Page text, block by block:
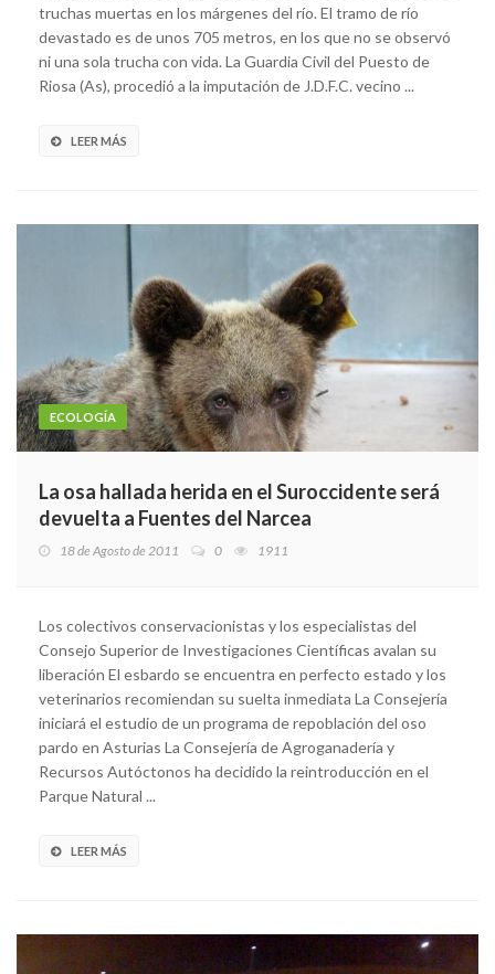
truchas muertas en los márgenes del río. El tramo de río
devastado es de unos 705 metros, en los que no se observó
ni una sola trucha con vida. La Guardia Civil del Puesto de
Riosa (As), procedió a la imputación de J.D.F.C. vecino ...
LEER MÁS
ECOLOGÍA
La osa hallada herida en el Suroccidente será
devuelta a Fuentes del Narcea
18 de Agosto de 2011 0 1911
Los colectivos conservacionistas y los especialistas del
Consejo Superior de Investigaciones Científicas avalan su
liberación El esbardo se encuentra en perfecto estado y los
veterinarios recomiendan su suelta inmediata La Consejería
iniciará el estudio de un programa de repoblación del oso
pardo en Asturias La Consejería de Agroganadería y
Recursos Autóctonos ha decidido la reintroducción en el
Parque Natural ...
LEER MÁS